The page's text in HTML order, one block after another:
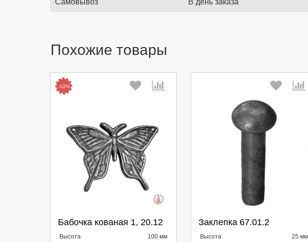
Самовывоз В день заказа
Похожие товары
Бабочка кованая 1, 20.12
Высота 100 мм
-13%
Выберите количество:
Продолжить Отмена
Заклепка 67.01.2
Высота 25 мм
Выберите количество:
Продолжить Отмена